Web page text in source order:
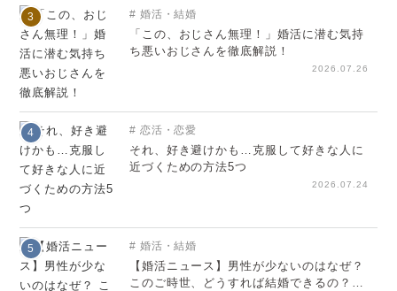
3 婚活・結婚
「この、おじさん無理！」婚活に潜む気持
ち悪いおじさんを徹底解説！
2026.07.26
4 恋活・恋愛
それ、好き避けかも…克服して好きな人に
近づくための方法5つ
2026.07.24
5 婚活・結婚
【婚活ニュース】男性が少ないのはなぜ？
このご時世、どうすれば結婚できるの？